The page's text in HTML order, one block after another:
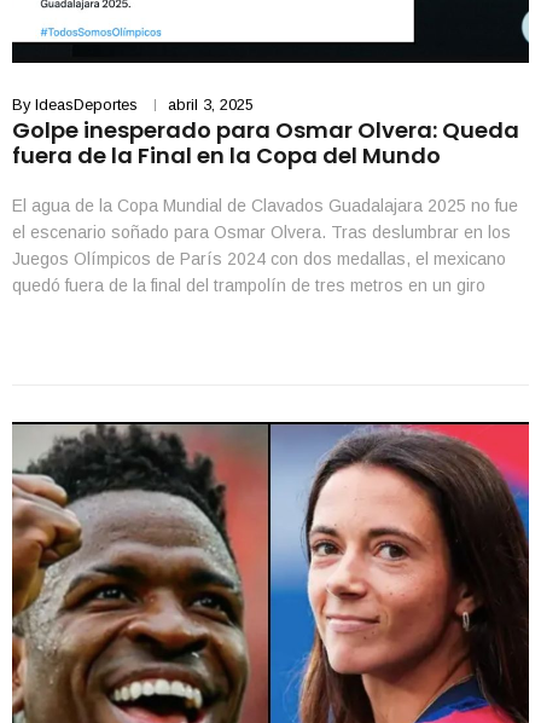
By IdeasDeportes abril 3, 2025
Golpe inesperado para Osmar Olvera: Queda
fuera de la Final en la Copa del Mundo
El agua de la Copa Mundial de Clavados Guadalajara 2025 no fue
el escenario soñado para Osmar Olvera. Tras deslumbrar en los
Juegos Olímpicos de París 2024 con dos medallas, el mexicano
quedó fuera de la final del trampolín de tres metros en un giro